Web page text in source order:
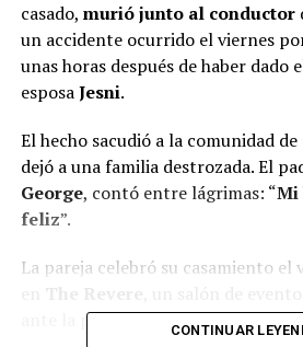
casado, murió junto al conductor
un accidente ocurrido el viernes
unas horas después de haber dado
esposaJesni.
El hecho sacudió a la comunidad de
dejó a una familia destrozada. El
George, contó entre lágrimas: “Mi
feliz”.
La pareja celebró su casamiento el
ante la presencia de unos400
CONTINUAR